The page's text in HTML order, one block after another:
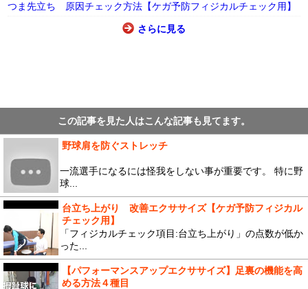
つま先立ち 原因チェック方法【ケガ予防フィジカルチェック用】
さらに見る
この記事を見た人はこんな記事も見てます。
野球肩を防ぐストレッチ
一流選手になるには怪我をしない事が重要です。 特に野
球...
台立ち上がり 改善エクササイズ【ケガ予防フィジカル
チェック用】
「フィジカルチェック項目:台立ち上がり」の点数が低か
った...
【パフォーマンスアップエクササイズ】足裏の機能を高
める方法４種目